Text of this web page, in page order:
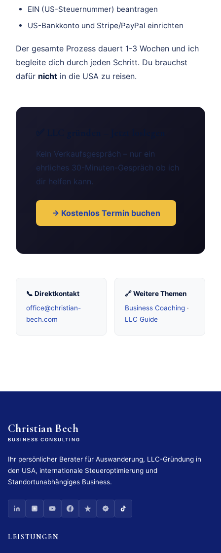
EIN (US-Steuernummer) beantragen
US-Bankkonto und Stripe/PayPal einrichten
Der gesamte Prozess dauert 1-3 Wochen und ich
begleite dich durch jeden Schritt. Du brauchst
dafür nicht in die USA zu reisen.
Kein Verkaufsgespräch – nur ein
ehrliches 30-Minuten-Gespräch ob ich
dir helfen kann.
→ Kostenlos Termin buchen
📞 Direktkontakt
office@christian-
bech.com
🔗 Weitere Themen
Business Coaching ·
LLC Guide
Christian Bech
BUSINESS CONSULTING
Ihr persönlicher Berater für Auswanderung, LLC-Gründung in
den USA, internationale Steueroptimierung und
Standortunabhängiges Business.
LEISTUNGEN